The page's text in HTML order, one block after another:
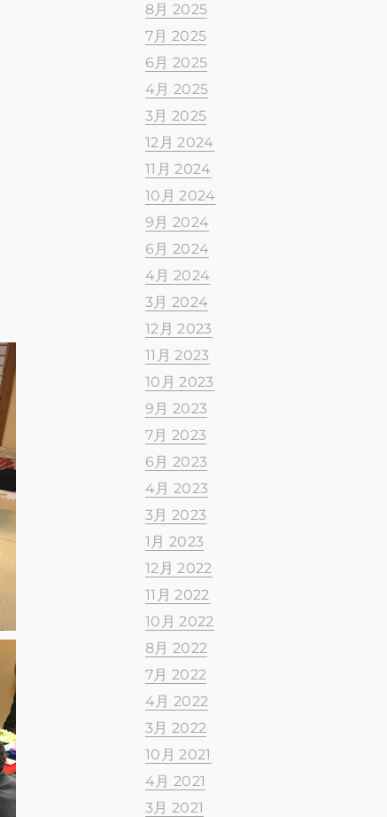
8月 2025
7月 2025
6月 2025
4月 2025
3月 2025
12月 2024
11月 2024
10月 2024
9月 2024
6月 2024
4月 2024
3月 2024
12月 2023
11月 2023
10月 2023
9月 2023
7月 2023
6月 2023
4月 2023
3月 2023
1月 2023
12月 2022
11月 2022
10月 2022
8月 2022
7月 2022
4月 2022
3月 2022
10月 2021
4月 2021
3月 2021